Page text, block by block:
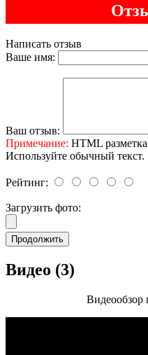
Написать отзыв
Ваше имя:
Ваш отзыв:
Примечание: HTML
Используйте обычный текст.
Рейтинг:
Загрузить фото:
Продолжить
Видео (3)